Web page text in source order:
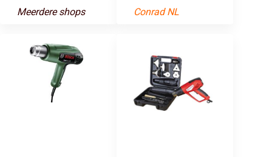
Meerdere shops Conrad NL